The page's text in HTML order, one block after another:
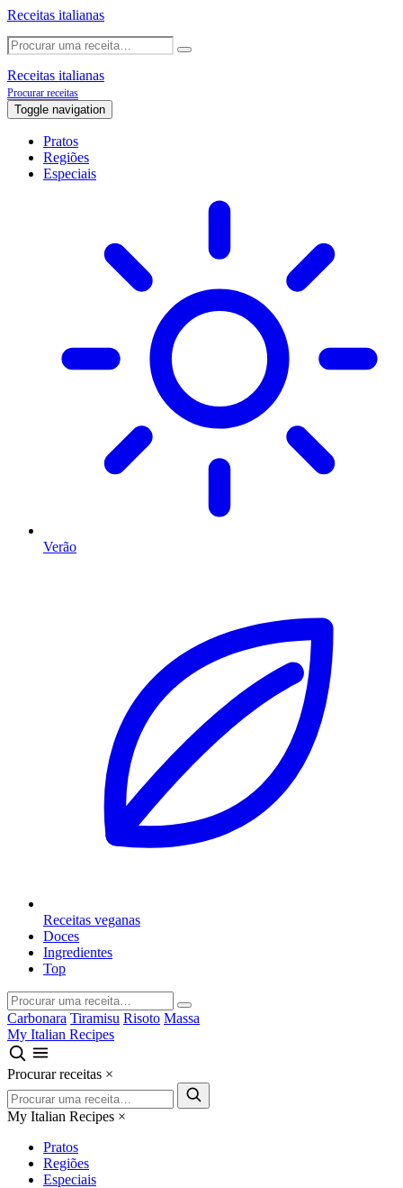
Receitas italianas
Receitas italianas
Procurar receitas
Toggle navigation
Pratos
Regiões
Especiais
Verão
Receitas veganas
Doces
Ingredientes
Top
Carbonara Tiramisu Risoto Massa
My Italian Recipes
Procurar receitas ×
My Italian Recipes ×
Pratos
Regiões
Especiais